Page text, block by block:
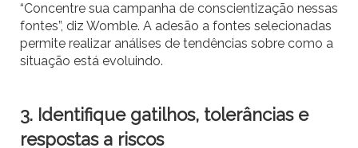
“Concentre sua campanha de conscientização nessas
fontes”, diz Womble. A adesão a fontes selecionadas
permite realizar análises de tendências sobre como a
situação está evoluindo.
3. Identifique gatilhos, tolerâncias e
respostas a riscos